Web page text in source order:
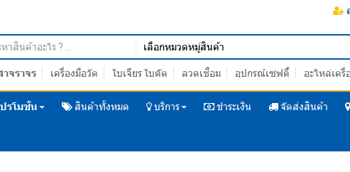
าจราจร เครื่องมือวัด ใบเจียร ใบตัด ลวดเชื่อม อุปกรณ์เซฟตี้ อะไหล่เค
รโมชั่น สินค้าทั้งหมด บริการ ชำระเงิน จัดส่งสินค้า